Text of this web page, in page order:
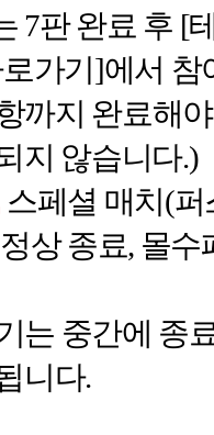
7판 완료 후 [
가기]에서 참
까지 완료해
지 않습니다.)
스페셜 매치(퍼
상 종료, 몰수
는 중간에 종
니다.